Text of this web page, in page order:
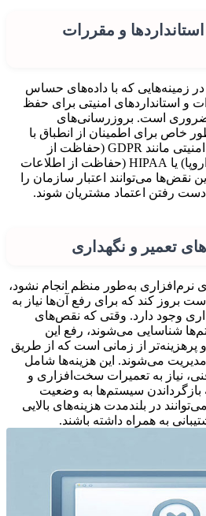
و مقررات
در زمینه‌هایی که با داده‌های حساس
و استانداردهای امنیتی برای حفظ
ضروری است. بروزرسانی‌های
خاص برای اطمینان از انطباق با
قوانین جدید و استانداردهای امنیتی مانند GDPR (حفاظت از
داده‌های شخصی در اتحادیه اروپا) یا HIPAA (حفاظت از اطلاعات
می‌توانند اعتبار سازمان را
رفتن اعتماد مشتریان شوند.
نرم‌افزاری به‌طور منظم انجام نشود،
بروز کند که برای رفع آن‌ها نیاز به
وجود دارد. وقتی که نقص‌های
شناسایی می‌شوند، رفع این
پرهزینه‌تر از زمانی است که از طریق
می‌شوند. این هزینه‌ها شامل
نیاز به تعمیرات سخت‌افزاری و
سیستم‌ها به وضعیت
در بلندمدت هزینه‌های بالایی
به همراه داشته باشند.